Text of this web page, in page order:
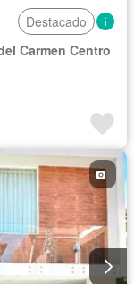
Destacado
Carmen Centro